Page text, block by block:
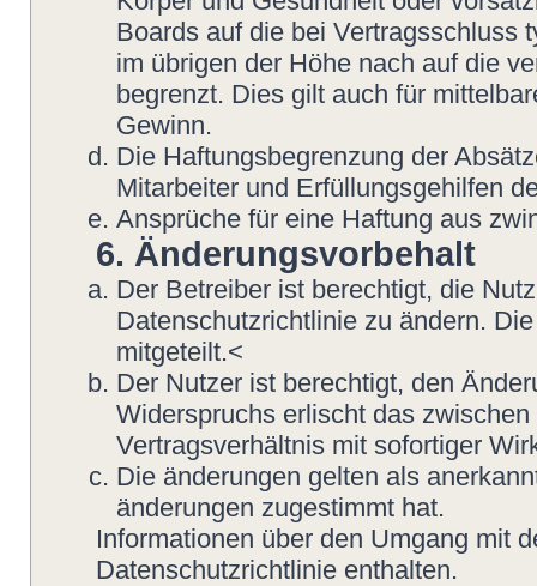
Boards auf die bei Vertragsschluss
im übrigen der Höhe nach auf die
begrenzt. Dies gilt auch für
Gewinn.
Die Haftungsbegrenzung der
Mitarbeiter und Erfüllungsgehilfen
Ansprüche für eine Haftung aus
6. Änderungsvorbehalt
Der Betreiber ist berechtigt, die
Datenschutzrichtlinie zu ändern.
mitgeteilt.<
Der Nutzer ist berechtigt, den
Widerspruchs erlischt das
Vertragsverhältnis mit sofortiger
Die änderungen gelten als
änderungen zugestimmt hat.
Informationen über den Umgang mit
Datenschutzrichtlinie enthalten.